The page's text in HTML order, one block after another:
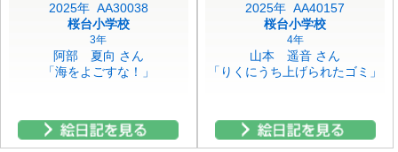
2025年 AA30038
桜台小学校
3年
阿部 夏向 さん
「海をよごすな！」
2025年 AA40157
桜台小学校
4年
山本 遥音 さん
「りくにうち上げられたゴミ」